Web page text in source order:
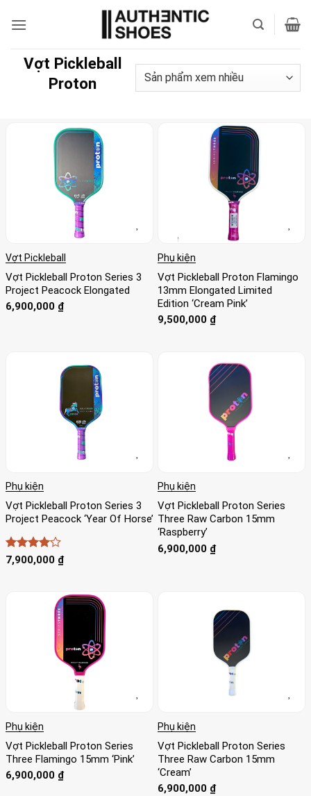
qua
Vợt Pickleball
Proton
Vợt Pickleball
Vợt Pickleball Proton Series 3
Project Peacock Elongated
6,900,000 ₫
Phụ kiện
Vợt Pickleball Proton Flamingo
13mm Elongated Limited
Edition ‘Cream Pink’
9,500,000 ₫
Phụ kiện
Vợt Pickleball Proton Series 3
Project Peacock ‘Year Of Horse’
Được
xếp hạng
7,900,000 ₫
Phụ kiện
Vợt Pickleball Proton Series
Three Raw Carbon 15mm
‘Raspberry’
6,900,000 ₫
Phụ kiện
Vợt Pickleball Proton Series
Three Flamingo 15mm ‘Pink’
6,900,000 ₫
Phụ kiện
Vợt Pickleball Proton Series
Three Raw Carbon 15mm
‘Cream’
6,900,000 ₫